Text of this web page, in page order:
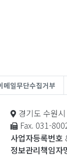
메일무단수집거부
경기도 수원
Fax. 031-
사업자등록번호
정보관리책임자